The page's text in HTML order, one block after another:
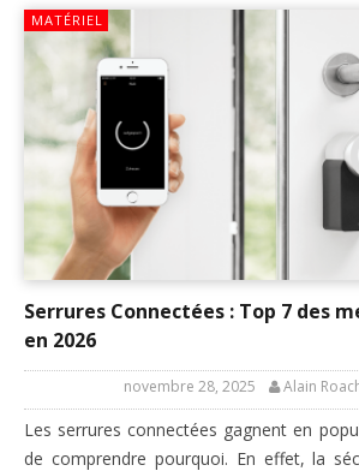
MATÉRIEL
Serrures Connectées : Top 7 des
en 2026
novembre 28, 2025 Alain
Les serrures connectées gagnent en
de comprendre pourquoi. En effet, la